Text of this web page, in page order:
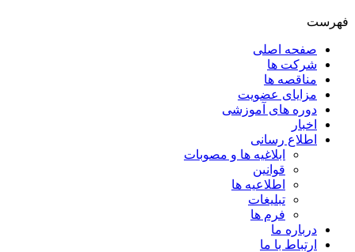
فهرست
صفحه اصلی
شرکت ها
مناقصه ها
مزایای عضویت
دوره های آموزشی
اخبار
اطلاع رسانی
ابلاغیه ها و مصوبات
قوانین
اطلاعیه ها
تبلیغات
فرم ها
درباره ما
ارتباط با ما